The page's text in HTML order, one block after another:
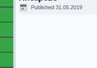
Published 31.05.2019